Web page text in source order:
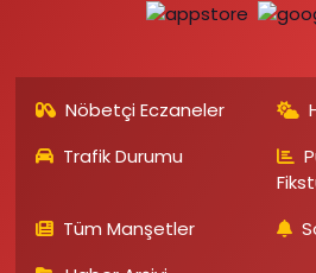
Nöbetçi Eczaneler
Trafik Durumu
Tüm Manşetler